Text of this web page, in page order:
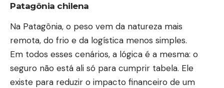
Patagônia chilena
Na Patagônia, o peso vem da natureza mais
remota, do frio e da logística menos simples.
Em todos esses cenários, a lógica é a mesma: o
seguro não está ali só para cumprir tabela. Ele
existe para reduzir o impacto financeiro de um